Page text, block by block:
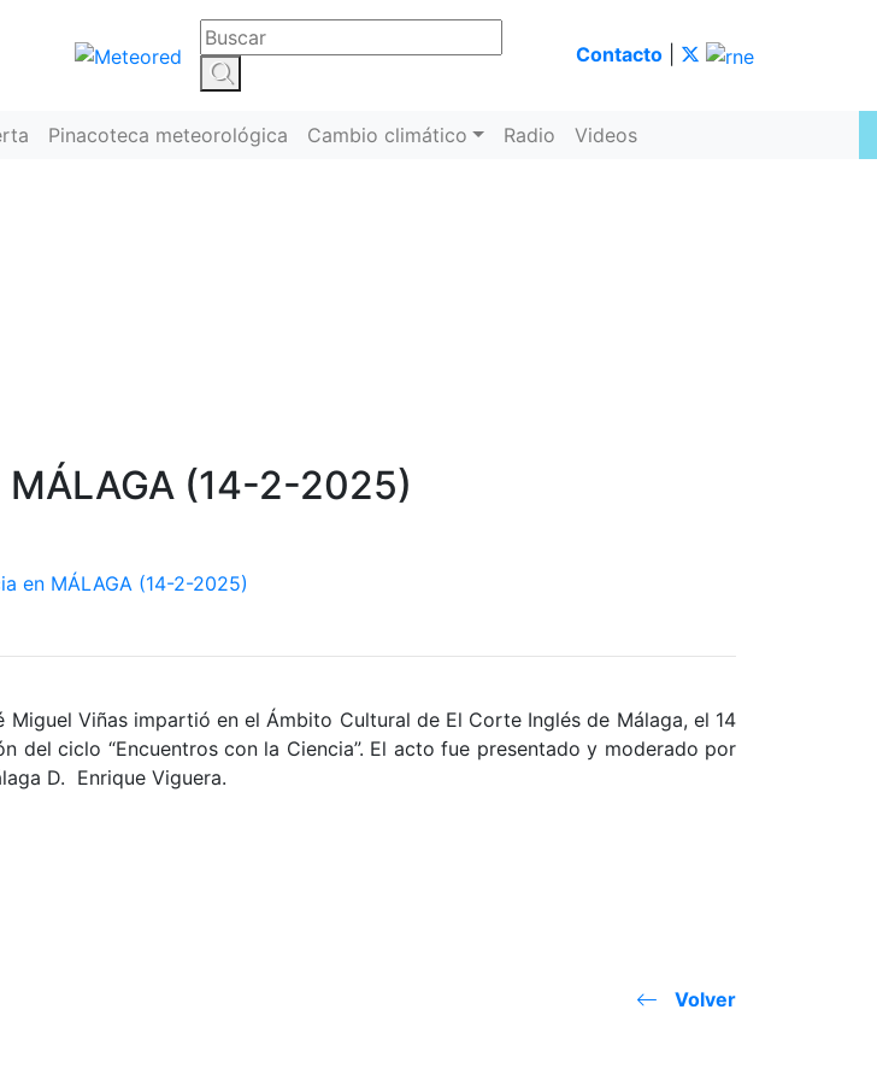
Contacto
Pinacoteca meteorológica Cambio climático Radio Videos
(14-2-2025)
Miguel Viñas impartió en el Ámbito Cultural de El Corte Inglés de Málaga, el 14
del ciclo “Encuentros con la Ciencia”. El acto fue presentado y moderado por
D. Enrique Viguera.
Volver